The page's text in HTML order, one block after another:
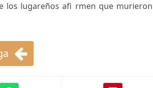
los lugareños afi rmen que murieron